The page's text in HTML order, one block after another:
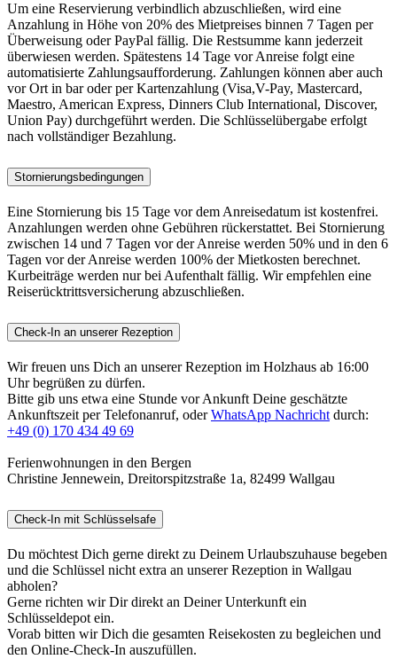
Um eine Reservierung verbindlich abzuschließen, wird eine
Anzahlung in Höhe von 20% des Mietpreises binnen 7 Tagen per
Überweisung oder PayPal fällig. Die Restsumme kann jederzeit
überwiesen werden. Spätestens 14 Tage vor Anreise folgt eine
automatisierte Zahlungsaufforderung. Zahlungen können aber auch
vor Ort in bar oder per Kartenzahlung (Visa,V-Pay, Mastercard,
Maestro, American Express, Dinners Club International, Discover,
Union Pay) durchgeführt werden. Die Schlüsselübergabe erfolgt
nach vollständiger Bezahlung.
Stornierungsbedingungen
Eine Stornierung bis 15 Tage vor dem Anreisedatum ist kostenfrei.
Anzahlungen werden ohne Gebühren rückerstattet. Bei Stornierung
zwischen 14 und 7 Tagen vor der Anreise werden 50% und in den 6
Tagen vor der Anreise werden 100% der Mietkosten berechnet.
Kurbeiträge werden nur bei Aufenthalt fällig. Wir empfehlen eine
Reiserücktrittsversicherung abzuschließen.
Check-In an unserer Rezeption
Wir freuen uns Dich an unserer Rezeption im Holzhaus ab 16:00
Uhr begrüßen zu dürfen.
Bitte gib uns etwa eine Stunde vor Ankunft Deine geschätzte
Ankunftszeit per Telefonanruf, oderWhatsApp Nachricht durch:
+49 (0) 170 434 49 69
Ferienwohnungen in den Bergen
Christine Jennewein, Dreitorspitzstraße 1a, 82499 Wallgau
Check-In mit Schlüsselsafe
Du möchtest Dich gerne direkt zu Deinem Urlaubszuhause begeben
und die Schlüssel nicht extra an unserer Rezeption in Wallgau
abholen?
Gerne richten wir Dir direkt an Deiner Unterkunft ein
Schlüsseldepot ein.
Vorab bitten wir Dich die gesamten Reisekosten zu begleichen und
den Online-Check-In auszufüllen.